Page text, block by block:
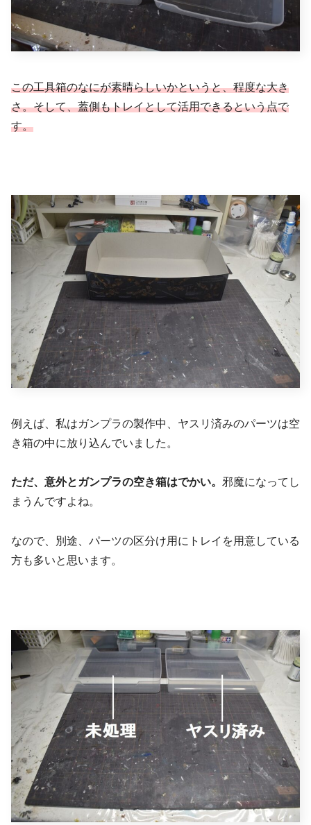
この工具箱のなにが素晴らしいかというと、程度な大き
さ。そして、蓋側もトレイとして活用できるという点で
す。
例えば、私はガンプラの製作中、ヤスリ済みのパーツは空
き箱の中に放り込んでいました。
ただ、意外とガンプラの空き箱はでかい。 邪魔になってし
まうんですよね。
なので、別途、パーツの区分け用にトレイを用意している
方も多いと思います。